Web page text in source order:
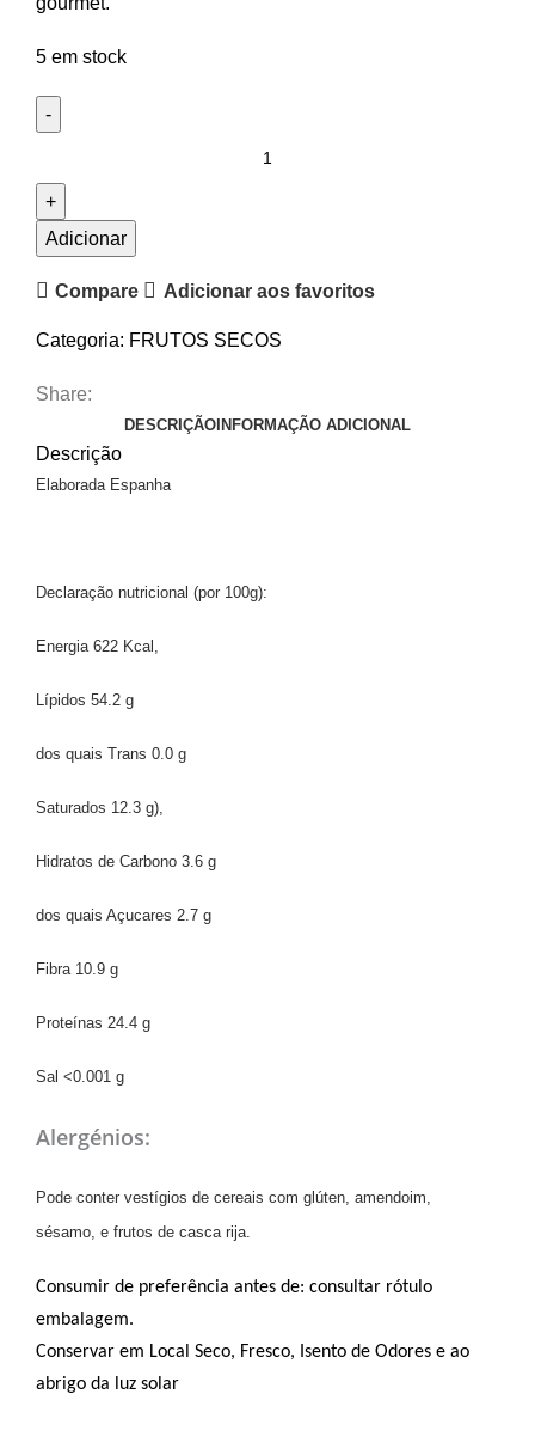
5 em stock
Amêndoa
Laminada
kg)
Adicionar
Compare Adicionar aos favoritos
Categoria: FRUTOS SECOS
Share:
DESCRIÇÃO INFORMAÇÃO ADICIONAL
Descrição
Elaborada Espanha
Declaração nutricional (por 100g):
Energia 622 Kcal,
Lípidos 54.2 g
dos quais Trans 0.0 g
Saturados 12.3 g),
Hidratos de Carbono 3.6 g
dos quais Açucares 2.7 g
Fibra 10.9 g
Proteínas 24.4 g
Sal <0.001 g
Alergénios:
Pode conter vestígios de cereais com glúten, amendoim,
sésamo, e frutos de casca rija.
Consumir de preferência antes de: consultar rótulo
embalagem.
Conservar em Local Seco, Fresco, Isento de Odores e ao
abrigo da luz solar